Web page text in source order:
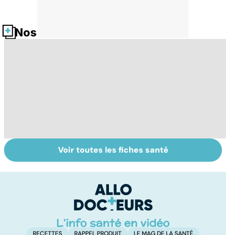
Nos fiches santé
Narcolepsie : des
crises de
Maladie de
Huntington : une
neurologique
incurable
Voir toutes les fiches santé